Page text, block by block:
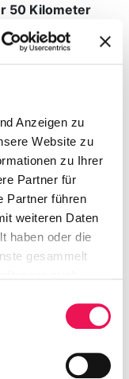
Anzeigen zu
Website zu
zu Ihrer
Partner für
Partner führen
weiteren Daten
haben oder die
gesammelt
Art 45 DSGVO
46 DSGVO
hierfür. Es
Daten
50 Kilometer
es wieder
50 Kilometer
kannst du